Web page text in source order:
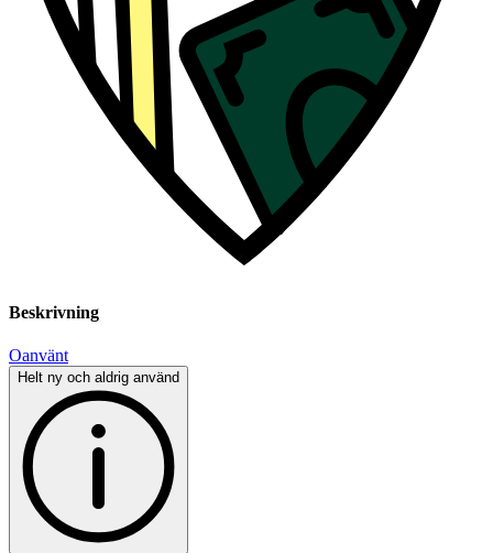
Beskrivning
Oanvänt
Helt ny och aldrig använd